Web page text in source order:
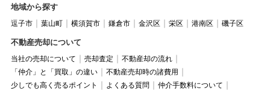
地域から探す
逗子市 葉山町 横須賀市 鎌倉市 金沢区 栄区 港南区 磯子区
不動産売却について
当社の売却について 売却査定
不動産却の流れ
「仲介」と「買取」の違い
不動産売却時の諸費用
少しでも高く売るポイント
よくある質問
仲介手数料について